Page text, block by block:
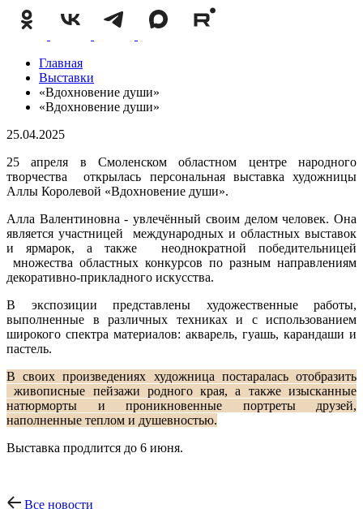
Главная
Выставки
«Вдохновение души»
«Вдохновение души»
25.04.2025
25 апреля в Смоленском областном центре народного
творчества открылась персональная выставка художницы
Аллы Королевой «Вдохновение души».
Алла Валентиновна - увлечённый своим делом человек. Она
является участницей международных и областных выставок
и ярмарок, а также неоднократной победительницей
множества областных конкурсов по разным направлениям
декоративно-прикладного искусства.
В экспозиции представлены художественные работы,
выполненные в различных техниках и с использованием
широкого спектра материалов: акварель, гуашь, карандаши и
пастель.
В своих произведениях художница постаралась отобразить
живописные пейзажи родного края, а также изысканные
натюрморты и проникновенные портреты друзей,
наполненные теплом и душевностью.
Выставка продлится до 6 июня.
Все новости